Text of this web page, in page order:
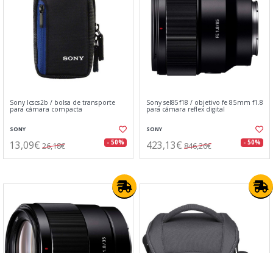
Sony lcscs2b / bolsa de transporte
para cámara compacta
SONY
13,09€ 26,18€ - 50%
Sony sel85f18 / objetivo fe 85mm f1.8
para cámara reflex digital
SONY
423,13€ 846,26€ - 50%